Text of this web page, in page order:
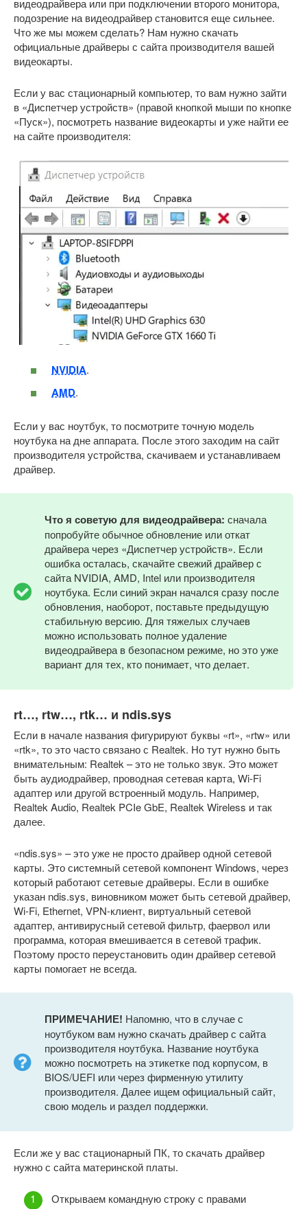
видеодрайвера или при подключении второго монитора,
подозрение на видеодрайвер становится еще сильнее.
Что же мы можем сделать? Нам нужно скачать
официальные драйверы с сайта производителя вашей
видеокарты.
Если у вас стационарный компьютер, то вам нужно зайти
в «Диспетчер устройств» (правой кнопкой мыши по кнопке
«Пуск»), посмотреть название видеокарты и уже найти ее
на сайте производителя:
NVIDIA.
AMD.
Если у вас ноутбук, то посмотрите точную модель
ноутбука на дне аппарата. После этого заходим на сайт
производителя устройства, скачиваем и устанавливаем
драйвер.
Что я советую для видеодрайвера: сначала
попробуйте обычное обновление или откат
драйвера через «Диспетчер устройств». Если
ошибка осталась, скачайте свежий драйвер с
сайта NVIDIA, AMD, Intel или производителя
ноутбука. Если синий экран начался сразу после
обновления, наоборот, поставьте предыдущую
стабильную версию. Для тяжелых случаев
можно использовать полное удаление
видеодрайвера в безопасном режиме, но это уже
вариант для тех, кто понимает, что делает.
rt…, rtw…, rtk… и ndis.sys
Если в начале названия фигурируют буквы «rt», «rtw» или
«rtk», то это часто связано с Realtek. Но тут нужно быть
внимательным: Realtek – это не только звук. Это может
быть аудиодрайвер, проводная сетевая карта, Wi-Fi
адаптер или другой встроенный модуль. Например,
Realtek Audio, Realtek PCIe GbE, Realtek Wireless и так
далее.
«ndis.sys» – это уже не просто драйвер одной сетевой
карты. Это системный сетевой компонент Windows, через
который работают сетевые драйверы. Если в ошибке
указан ndis.sys, виновником может быть сетевой драйвер,
Wi-Fi, Ethernet, VPN-клиент, виртуальный сетевой
адаптер, антивирусный сетевой фильтр, фаервол или
программа, которая вмешивается в сетевой трафик.
Поэтому просто переустановить один драйвер сетевой
карты помогает не всегда.
ПРИМЕЧАНИЕ! Напомню, что в случае с
ноутбуком вам нужно скачать драйвер с сайта
производителя ноутбука. Название ноутбука
можно посмотреть на этикетке под корпусом, в
BIOS/UEFI или через фирменную утилиту
производителя. Далее ищем официальный сайт,
свою модель и раздел поддержки.
Если же у вас стационарный ПК, то скачать драйвер
нужно с сайта материнской платы.
Открываем командную строку с правами